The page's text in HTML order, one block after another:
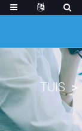
TUIS